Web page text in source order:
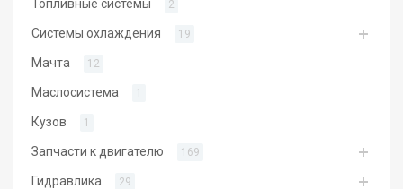
Топливные системы 2
Системы охлаждения 19
Мачта 12
Маслосистема 1
Кузов 1
Запчасти к двигателю 169
Гидравлика 29